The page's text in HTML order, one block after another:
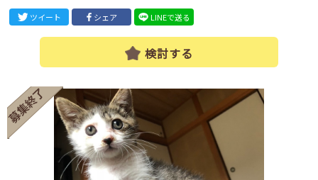
ツイート シェア LINEで送る
検討する